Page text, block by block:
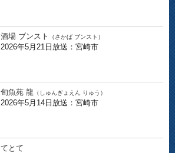
酒場 ブンスト （さかば ブンスト）
2026年5月21日放送：宮崎市
旬魚苑 龍 （しゅんぎょえん りゅう）
2026年5月14日放送：宮崎市
てとて